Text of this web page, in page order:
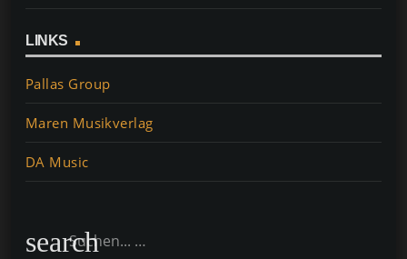
LINKS
Pallas Group
Maren Musikverlag
DA Music
search